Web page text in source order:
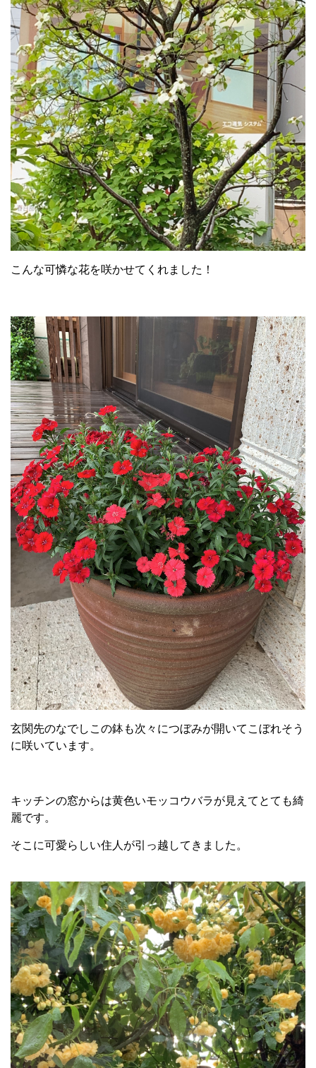
こんな可憐な花を咲かせてくれました！
玄関先のなでしこの鉢も次々につぼみが開いてこぼれそう
に咲いています。
キッチンの窓からは黄色いモッコウバラが見えてとても綺
麗です。
そこに可愛らしい住人が引っ越してきました。